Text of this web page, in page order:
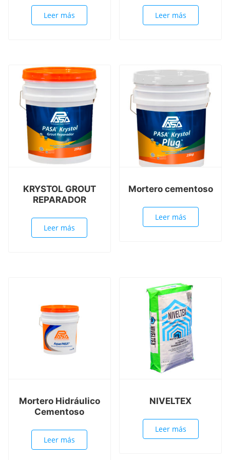
Leer más Leer más
KRYSTOL GROUT
REPARADOR
Leer más
Mortero cementoso
Leer más
Mortero Hidráulico
Cementoso
Leer más
NIVELTEX
Leer más